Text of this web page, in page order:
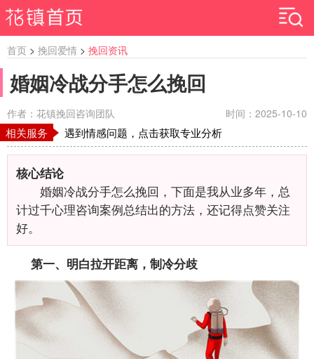
首页 > 挽回爱情 > 挽回资讯
婚姻冷战分手怎么挽回
作者：花镇挽回咨询团队 时间：2025-10-10
相关服务 遇到情感问题，点击获取专业分析
核心结论
婚姻冷战分手怎么挽回，下面是我从业多年，总
计过千心理咨询案例总结出的方法，还记得点赞关注
好。
第一、明白拉开距离，制冷分歧